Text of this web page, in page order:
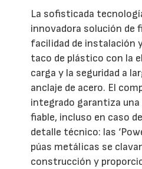
La sofisticada
innovadora solución de
facilidad de instalación
taco de plástico con la
carga y la seguridad a
anclaje de acero. El
integrado garantiza una
fiable, incluso en caso
detalle técnico: las
púas metálicas se
construcción y